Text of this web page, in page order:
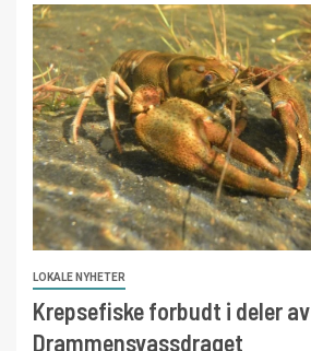
LOKALE NYHETER
Krepsefiske forbudt i deler av
Drammensvassdraget